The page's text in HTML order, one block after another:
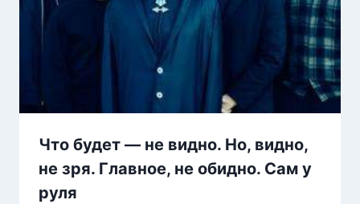
Что будет — не видно. Но, видно,
не зря. Главное, не обидно. Сам у
руля